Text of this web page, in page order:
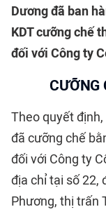
Dương đã ban
KDTcưỡng chế
đối với Công ty C
CƯỠNG
Theo quyết
đã cưỡng chế
đối với Công ty
địa chỉ tại số 22,
Phương, thị trấn